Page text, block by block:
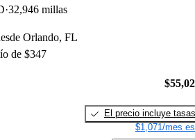
32,946 millas
Orlando, FL
de $347
El precio incluye tasas
$1,071/mes